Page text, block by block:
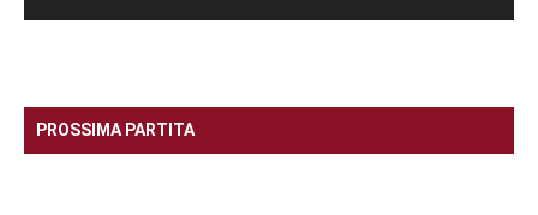
PROSSIMA PARTITA